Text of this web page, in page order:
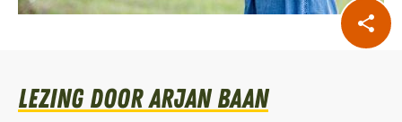
lezing door Arjan Baan